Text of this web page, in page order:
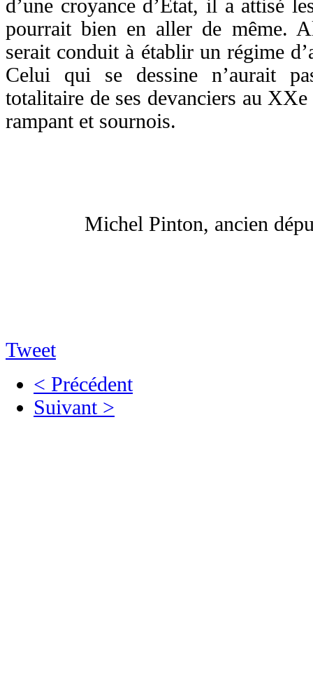
d’une croyance d’Etat, il a attisé
pourrait bien en aller de même.
serait conduit à établir un régime
Celui qui se dessine n’aurait
totalitaire de ses devanciers au
rampant et sournois.
Michel Pinton, ancien
Tweet
< Précédent
Suivant >